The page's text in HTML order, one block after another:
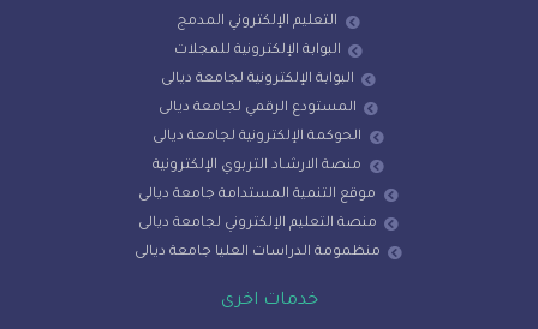
التعليم الإلكتروني المدمج
البوابة الإلكترونية للمجلات
البوابة الإلكترونية لجامعة ديالى
المستودع الرقمي لجامعة ديالى
الحوكمة الإلكترونية لجامعة ديالى
منصة الارشـاد التربوي الإلكترونية
موقع التنمية المستدامة جامعة ديالى
منصة التعليم الإلكتروني لجامعة ديالى
منظمومة الدراسات العليا جامعة ديالى